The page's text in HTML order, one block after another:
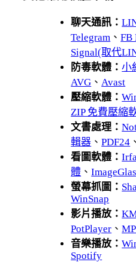
聊天通訊：
Telegram 、FB
Signal(取代
防毒軟體：小
AVG 、 Avast
壓縮軟體：
ZIP 免費壓縮
文書處理：
輯器 、PDF24
看圖軟體：
體 、
螢幕抓圖：
WinSnap
影片播放：
PotPlayer 、
音樂播放：
Spotify